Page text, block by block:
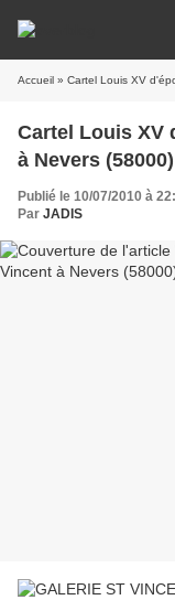
Accueil » Cartel Louis XV
Cartel Louis XV
à Nevers (58000)
Publié le 10/07/2010 à
Par JADIS